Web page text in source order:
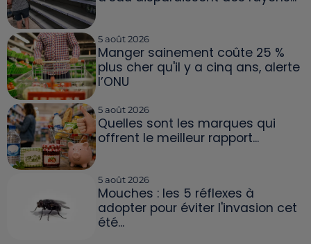
5 août 2026
Manger sainement coûte 25 %
plus cher qu'il y a cinq ans, alerte
l’ONU
5 août 2026
Quelles sont les marques qui
offrent le meilleur rapport...
5 août 2026
Mouches : les 5 réflexes à
adopter pour éviter l'invasion cet
été...